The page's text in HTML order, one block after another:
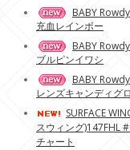
BABY
充血レインボー
BABY
ブルピンイワシ
BABY
レンズキャンディグ
SURFACE
スウィング)147FHL
チャート